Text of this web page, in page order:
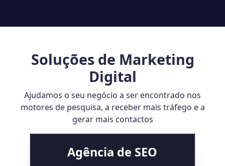
Soluções de Marketing
Digital
Ajudamos o seu negócio a ser encontrado nos
motores de pesquisa, a receber mais tráfego e a
gerar mais contactos
Agência de SEO